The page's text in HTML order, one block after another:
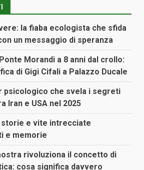
la fiaba ecologista che sfida
un messaggio di speranza
Morandi a 8 anni dal crollo:
di Gigi Cifali a Palazzo Ducale
psicologico che svela i segreti
Iran e USA nel 2025
storie e vite intrecciate
e memorie
rivoluziona il concetto di
cosa significa davvero